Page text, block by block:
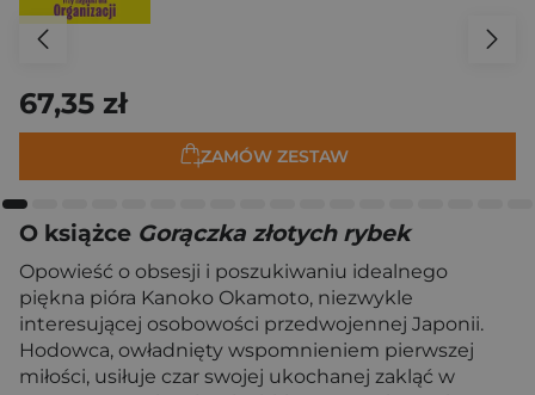
67,35 zł
ZAMÓW ZESTAW
O książce Gorączka złotych rybek
Opowieść o obsesji i poszukiwaniu idealnego
piękna pióra Kanoko Okamoto, niezwykle
interesującej osobowości przedwojennej Japonii.
Hodowca, owładnięty wspomnieniem pierwszej
miłości, usiłuje czar swojej ukochanej zakląć w